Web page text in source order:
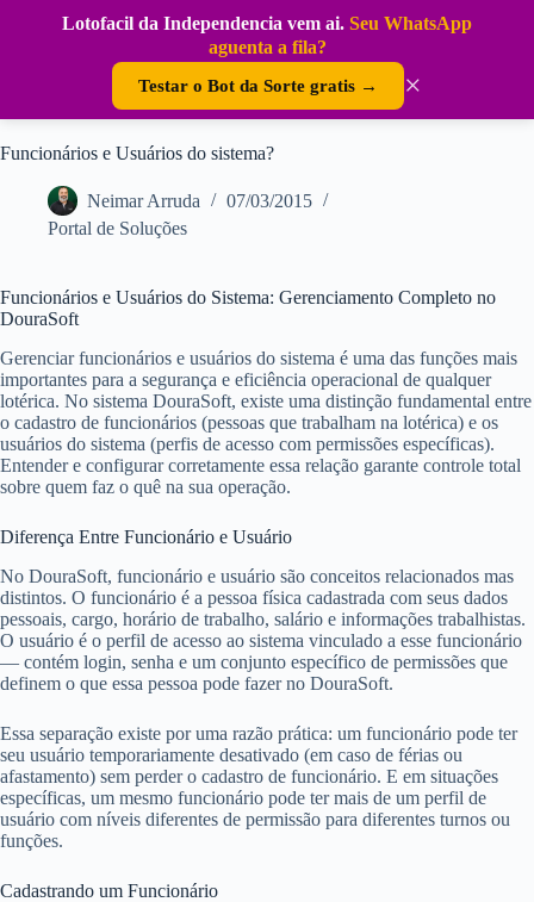
Lotofacil da Independencia vem ai. Seu WhatsApp
aguenta a fila?
Testar o Bot da Sorte gratis → ×
Funcionários e Usuários do sistema?
Neimar Arruda
07/03/2015
Portal de Soluções
Funcionários e Usuários do Sistema: Gerenciamento Completo no
DouraSoft
Gerenciar funcionários e usuários do sistema é uma das funções mais
importantes para a segurança e eficiência operacional de qualquer
lotérica. No sistema DouraSoft, existe uma distinção fundamental entre
o cadastro de funcionários (pessoas que trabalham na lotérica) e os
usuários do sistema (perfis de acesso com permissões específicas).
Entender e configurar corretamente essa relação garante controle total
sobre quem faz o quê na sua operação.
Diferença Entre Funcionário e Usuário
No DouraSoft, funcionário e usuário são conceitos relacionados mas
distintos. O funcionário é a pessoa física cadastrada com seus dados
pessoais, cargo, horário de trabalho, salário e informações trabalhistas.
O usuário é o perfil de acesso ao sistema vinculado a esse funcionário
— contém login, senha e um conjunto específico de permissões que
definem o que essa pessoa pode fazer no DouraSoft.
Essa separação existe por uma razão prática: um funcionário pode ter
seu usuário temporariamente desativado (em caso de férias ou
afastamento) sem perder o cadastro de funcionário. E em situações
específicas, um mesmo funcionário pode ter mais de um perfil de
usuário com níveis diferentes de permissão para diferentes turnos ou
funções.
Cadastrando um Funcionário